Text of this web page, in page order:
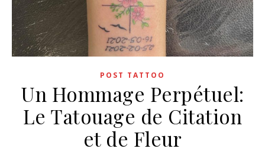
POST TATTOO
Un Hommage Perpétuel:
Le Tatouage de Citation
et de Fleur